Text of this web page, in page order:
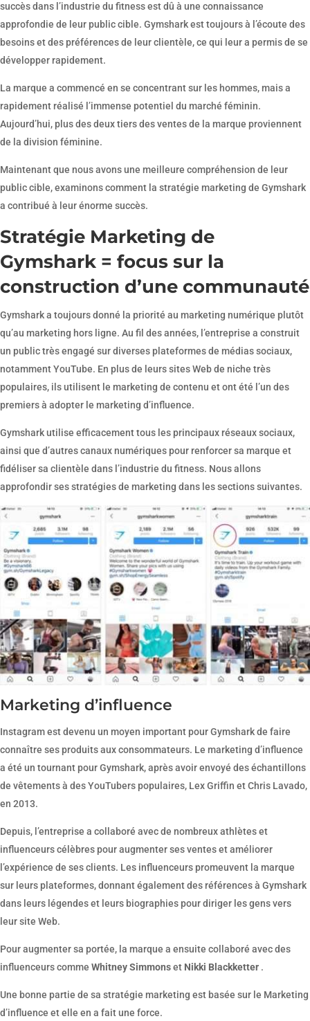
succès dans l’industrie du fitness est dû à une connaissance
approfondie de leur public cible. Gymshark est toujours à l’écoute des
besoins et des préférences de leur clientèle, ce qui leur a permis de se
développer rapidement.
La marque a commencé en se concentrant sur les hommes, mais a
rapidement réalisé l’immense potentiel du marché féminin.
Aujourd’hui, plus des deux tiers des ventes de la marque proviennent
de la division féminine.
Maintenant que nous avons une meilleure compréhension de leur
public cible, examinons comment la stratégie marketing de Gymshark
a contribué à leur énorme succès.
Stratégie Marketing de
Gymshark = focus sur la
construction d’une communauté
Gymshark a toujours donné la priorité au marketing numérique plutôt
qu’au marketing hors ligne. Au fil des années, l’entreprise a construit
un public très engagé sur diverses plateformes de médias sociaux,
notamment YouTube. En plus de leurs sites Web de niche très
populaires, ils utilisent le marketing de contenu et ont été l’un des
premiers à adopter le marketing d’influence.
Gymshark utilise efficacement tous les principaux réseaux sociaux,
ainsi que d’autres canaux numériques pour renforcer sa marque et
fidéliser sa clientèle dans l’industrie du fitness. Nous allons
approfondir ses stratégies de marketing dans les sections suivantes.
Marketing d’influence
Instagram est devenu un moyen important pour Gymshark de faire
connaître ses produits aux consommateurs. Le marketing d’influence
a été un tournant pour Gymshark, après avoir envoyé des échantillons
de vêtements à des YouTubers populaires, Lex Griffin et Chris Lavado,
en 2013.
Depuis, l’entreprise a collaboré avec de nombreux athlètes et
influenceurs célèbres pour augmenter ses ventes et améliorer
l’expérience de ses clients. Les influenceurs promeuvent la marque
sur leurs plateformes, donnant également des références à Gymshark
dans leurs légendes et leurs biographies pour diriger les gens vers
leur site Web.
Pour augmenter sa portée, la marque a ensuite collaboré avec des
influenceurs comme Whitney Simmonset Nikki Blackketter .
Une bonne partie de sa stratégie marketing est basée sur le Marketing
d’influence et elle en a fait une force.